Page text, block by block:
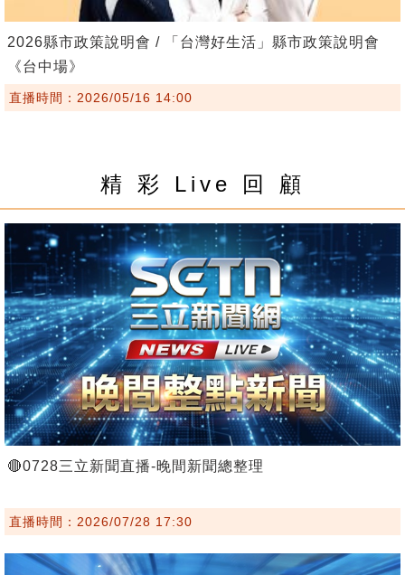
2026縣市政策說明會 / 「台灣好生活」縣市政策說明會
《台中場》
直播時間：2026/05/16 14:00
精 彩 Live 回 顧
🔴0728三立新聞直播-晚間新聞總整理
直播時間：2026/07/28 17:30